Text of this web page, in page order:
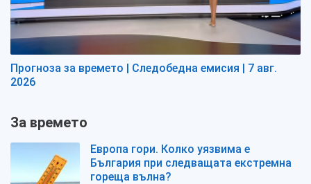
Прогноза за времето | Следобедна емисия | 7 авг.
2026
За времето
Европа гори. Колко уязвима е
България при следващата екстремна
гореща вълна?